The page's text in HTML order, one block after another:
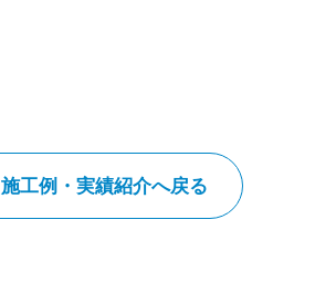
施工例・実績紹介へ戻る